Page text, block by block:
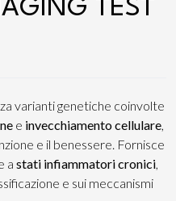
TEST
varianti genetiche coinvolte
e invecchiamento cellulare,
e il benessere. Fornisce
a stati infiammatori cronici,
e sui meccanismi